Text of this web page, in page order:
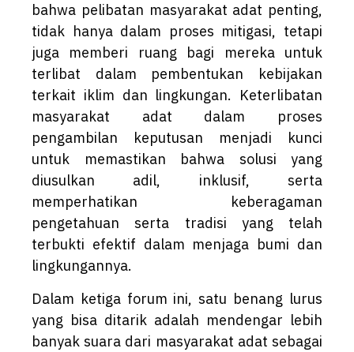
bahwa pelibatan masyarakat adat penting,
tidak hanya dalam proses mitigasi, tetapi
juga memberi ruang bagi mereka untuk
terlibat dalam pembentukan kebijakan
terkait iklim dan lingkungan. Keterlibatan
masyarakat adat dalam proses
pengambilan keputusan menjadi kunci
untuk memastikan bahwa solusi yang
diusulkan adil, inklusif, serta
memperhatikan keberagaman
pengetahuan serta tradisi yang telah
terbukti efektif dalam menjaga bumi dan
lingkungannya.
Dalam ketiga forum ini, satu benang lurus
yang bisa ditarik adalah mendengar lebih
banyak suara dari masyarakat adat sebagai